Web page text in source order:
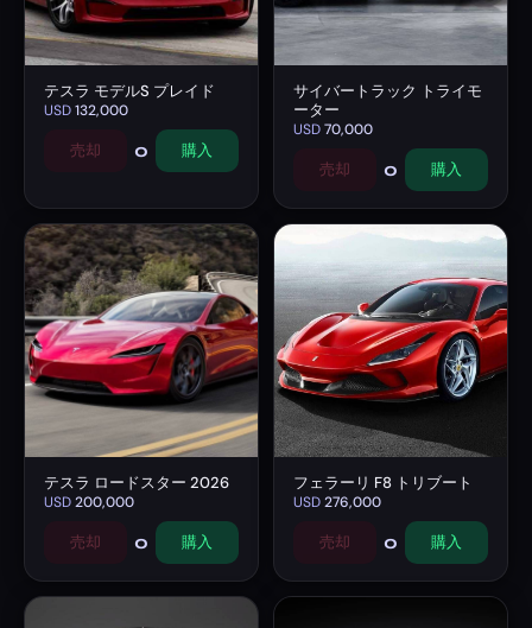
テスラ モデルS プレイド
USD132,000
売却 0 購入
サイバートラック トライモ
ーター
USD70,000
売却 0 購入
テスラ ロードスター 2026
USD200,000
売却 0 購入
フェラーリ F8 トリブート
USD276,000
売却 0 購入